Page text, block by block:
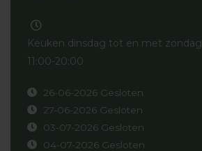
Keuken dinsdag tot en met zondag
11:00-20:00
26-06-2026 Gesloten
27-06-2026 Gesloten
03-07-2026 Gesloten
04-07-2026 Gesloten